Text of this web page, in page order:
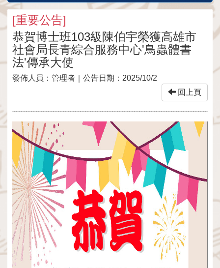
[重要公告]
恭賀博士班103級陳伯宇榮獲高雄市
社會局長青綜合服務中心'鳥蟲體書
法'傳承大使
發佈人員： 管理者 ｜公告日期： 2025/10/2
回上頁